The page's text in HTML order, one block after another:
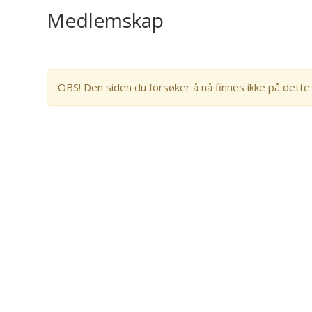
Medlemskap
OBS! Den siden du forsøker å nå finnes ikke på